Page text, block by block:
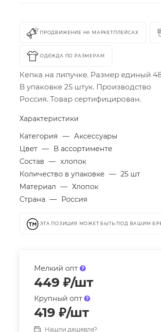
ПРОДВИЖЕНИЕ НА МАРКЕТПЛЕЙСАХ
ОДЕЖДА ПО РАЗМЕРАМ
Кепка на липучке. Размер единый
В упаковке 25 штук. Производство
Россия. Товар сертифицирован.
Характеристики
Категория — Аксессуары
Цвет — В ассортименте
Состав — хлопок
Количество в упаковке — 25 шт
Материал — Хлопок
Страна — Россия
ЭТА ПОЗИЦИЯ МОЖЕТ БЫТЬ ПОД ВАШИМ
Мелкий опт
449 ₽/шт
Крупный опт
419 ₽/шт
Нашли дешевле?